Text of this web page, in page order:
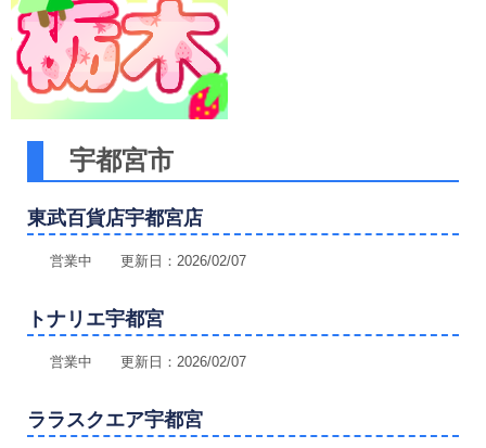
宇都宮市
東武百貨店宇都宮店
営業中 更新日：2026/02/07
トナリエ宇都宮
営業中 更新日：2026/02/07
ララスクエア宇都宮